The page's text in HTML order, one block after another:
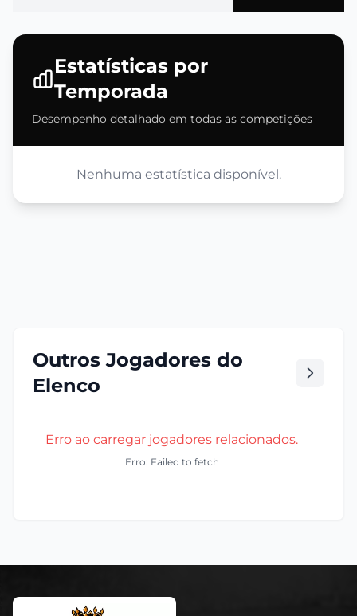
Estatísticas por
Temporada
Desempenho detalhado em todas as competições
Nenhuma estatística disponível.
Outros Jogadores do
Elenco
Erro ao carregar jogadores relacionados.
Erro: Failed to fetch